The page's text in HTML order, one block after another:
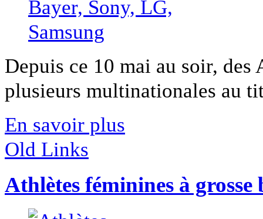
Depuis ce 10 mai au soir, des
plusieurs multinationales au
En savoir plus
Old Links
Athlètes féminines à grosse